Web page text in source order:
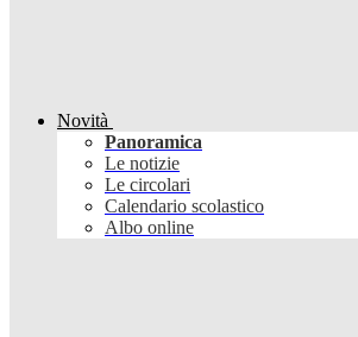
Novità
Panoramica
Le notizie
Le circolari
Calendario scolastico
Albo online